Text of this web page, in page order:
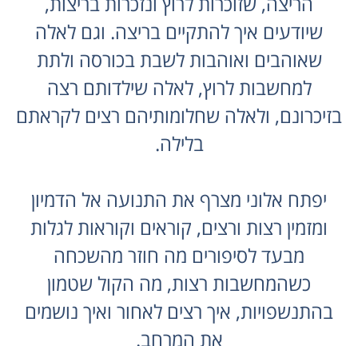
שיודעים איך להתקיים בריצה. וגם לאלה
שאוהבים ואוהבות לשבת בכורסה ולתת
למחשבות לרוץ, לאלה שילדותם רצה
בזיכרונם, ולאלה שחלומותיהם רצים לקראתם
בלילה.
יפתח אלוני מצרף את התנועה אל הדמיון
ומזמין רצות ורצים, קוראים וקוראות לגלות
מבעד לסיפורים מה חוזר מהשכחה
כשהמחשבות רצות, מה הקול שטמון
בהתנשפויות, איך רצים לאחור ואיך נושמים
את המרחב.